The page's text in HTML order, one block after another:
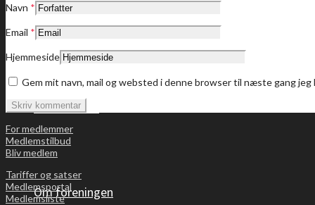
Dine medlemstilbud
Bliv medlem
Om foreningen
Navn *
Email *
Hjemmeside
Gem mit navn, mail og websted i denne browser til næste gang jeg
For medlemmer
Medlemstilbud
Bliv medlem
Tariffer og satser
Medlemsportal
Medlemsliste